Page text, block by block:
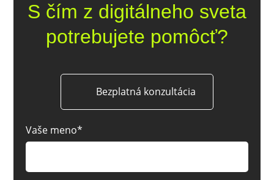
S čím z digitálneho sveta
potrebujete pomôcť?
Bezplatná konzultácia
Vaše meno*